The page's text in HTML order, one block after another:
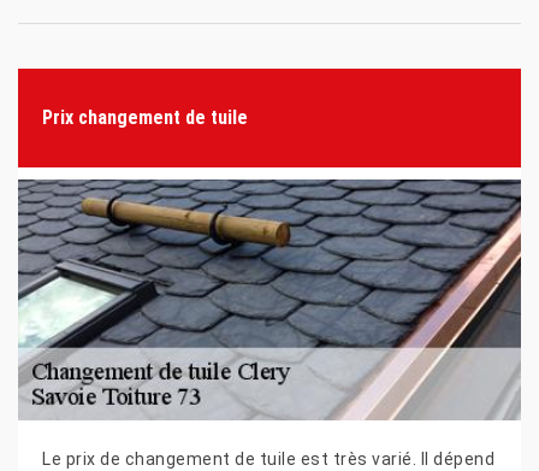
Prix changement de tuile
Le prix de changement de tuile est très varié. Il dépend